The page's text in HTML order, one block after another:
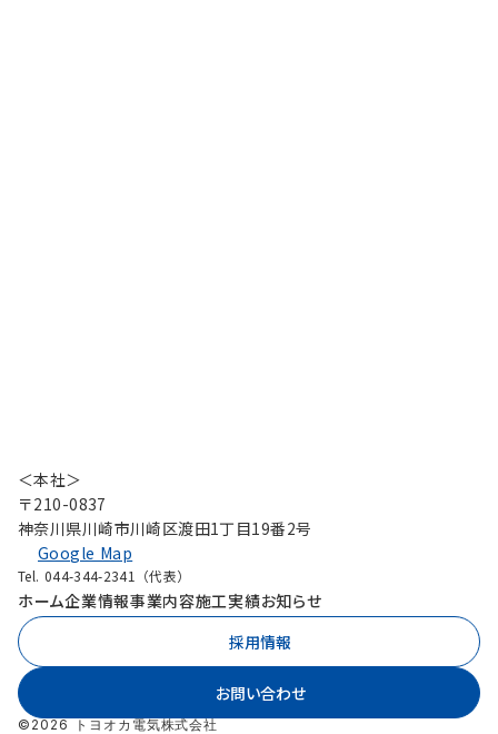
＜本社＞
〒210-0837
神奈川県川崎市川崎区渡田1丁目19番2号
Google Map
Tel. 044-344-2341（代表）
ホーム企業情報事業内容施工実績お知らせ
採用情報
お問い合わせ
©2026 トヨオカ電気株式会社